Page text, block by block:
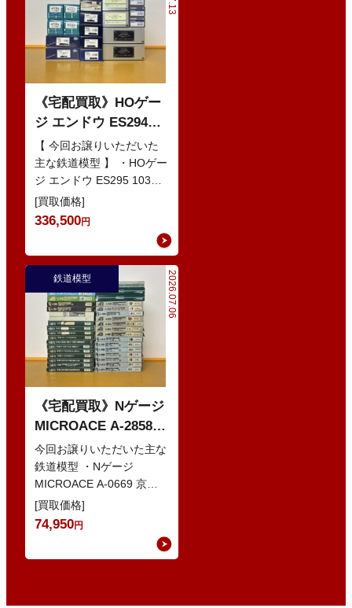
《宅配買取》HOゲー
ジ エンドウ ES294
103系1200番代 東西線
色 基本5輌 Nセット
などの鉄道模型
【 今回お譲りいただいた
主な鉄道模型 】 ・HOゲー
ジ エンドウ ES295 103系
1200番代 東西線色 中間5
輌 Oセット …
[買取価格]
336,500円
2026.07.06
鉄道模型
《宅配買取》Nゲージ
MICROACE A-2858
京阪8000系 新塗装 な
どの鉄道模型
今回お譲りいただいた主な
鉄道模型 ・Nゲージ
MICROACE A-0669 京阪
8030系 ・Nゲージ
GREENMAX 組立キ…
[買取価格]
74,950円